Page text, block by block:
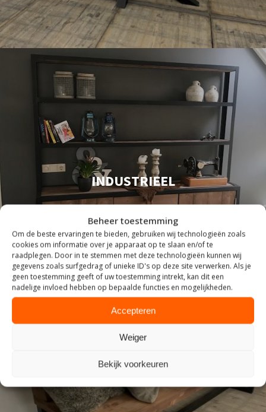
Beheer toestemming
Om de beste ervaringen te bieden, gebruiken wij technologieën zoals
cookies om informatie over je apparaat op te slaan en/of te
raadplegen. Door in te stemmen met deze technologieën kunnen wij
gegevens zoals surfgedrag of unieke ID's op deze site verwerken. Als je
geen toestemming geeft of uw toestemming intrekt, kan dit een
nadelige invloed hebben op bepaalde functies en mogelijkheden.
Accepteren
Weiger
Bekijk voorkeuren
INDUSTRIEEL